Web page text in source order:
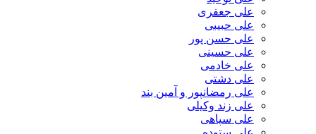
علی جعفری
علی حبیبی
علی حسن پور
علی حسینی
علی خادمی
علی دشتی
علی رمضانپور و آمین بند
علی زند وکیلی
علی سپاهی